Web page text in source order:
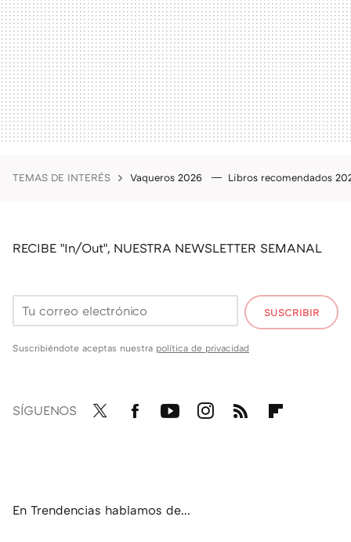
TEMAS DE INTERÉS Vaqueros 2026 Libros recomendados
RECIBE "In/Out", NUESTRA NEWSLETTER SEMANAL
SUSCRIBIR
Suscribiéndote aceptas nuestra política de privacidad
SÍGUENOS
En Trendencias hablamos de...